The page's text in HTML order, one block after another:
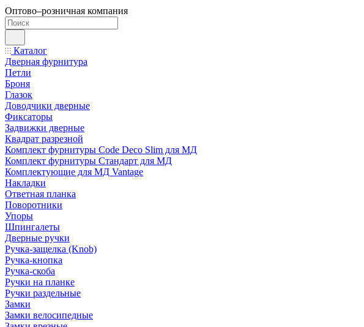
Оптово–розничная компания
Каталог
Дверная фурнитура
Петли
Броня
Глазок
Доводчики дверные
Фиксаторы
Задвижки дверные
Квадрат разрезной
Комплект фурнитуры Code Deco Slim для МД
Комплект фурнитуры Стандарт для МД
Комплектующие для МД Vantage
Накладки
Ответная планка
Поворотники
Упоры
Шпингалеты
Дверные ручки
Ручка-защелка (Knob)
Ручка-кнопка
Ручка-скоба
Ручки на планке
Ручки раздельные
Замки
Замки велосипедные